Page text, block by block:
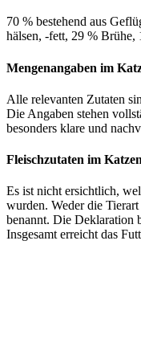
70 % bestehend aus
hälsen, -fett, 29 % Brühe,
Mengenangaben im
Alle relevanten Zutaten
Die Angaben stehen
besonders klare und
Fleischzutaten im
Es ist nicht ersichtlich,
wurden. Weder die
benannt. Die Deklaration
Insgesamt erreicht das